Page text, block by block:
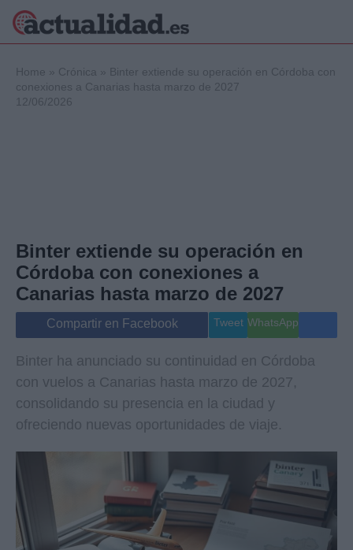
Internacional
Viajes
Gente
Musica
Home » Crónica » Binter extiende su operación en Córdoba con
conexiones a Canarias hasta marzo de 2027
12/06/2026
Binter extiende su operación en
Córdoba con conexiones a
Canarias hasta marzo de 2027
Compartir en Facebook Tweet WhatsApp
Binter ha anunciado su continuidad en Córdoba
con vuelos a Canarias hasta marzo de 2027,
consolidando su presencia en la ciudad y
ofreciendo nuevas oportunidades de viaje.